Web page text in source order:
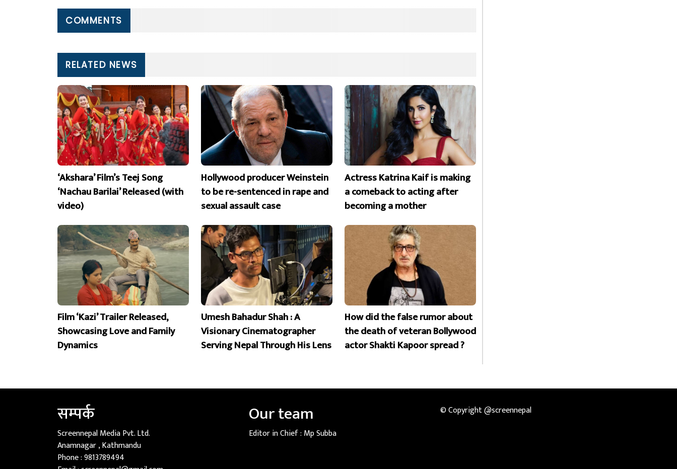
COMMENTS
RELATED NEWS
‘Akshara’ Film’s Teej Song
‘Nachau Barilai’ Released (with
video)
Hollywood producer Weinstein
to be re-sentenced in rape and
sexual assault case
Actress Katrina Kaif is making
a comeback to acting after
becoming a mother
Film ‘Kazi’ Trailer Released,
Showcasing Love and Family
Dynamics
Umesh Bahadur Shah : A
Visionary Cinematographer
Serving Nepal Through His Lens
How did the false rumor about
the death of veteran Bollywood
actor Shakti Kapoor spread ?
सम्पर्क
Screennepal Media Pvt. Ltd.
Anamnagar , Kathmandu
Phone :9813789494
Our team
Editor in Chief : Mp Subba
© Copyright @screennepal